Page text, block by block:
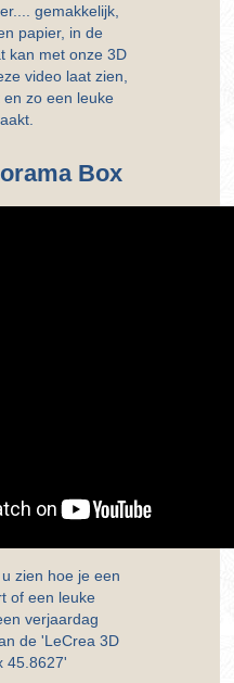
gemakkelijk,
papier, in de
kan met onze 3D
video laat zien,
zo een leuke
Box
zien hoe je een
of een leuke
verjaardag
de 'LeCrea 3D
45.8627'